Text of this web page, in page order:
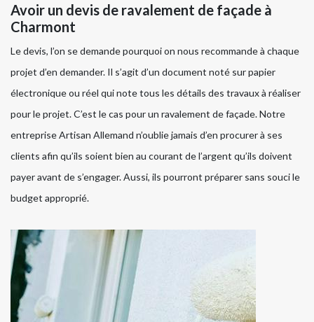
Avoir un devis de ravalement de façade à
Charmont
Le devis, l’on se demande pourquoi on nous recommande à chaque
projet d’en demander. Il s’agit d’un document noté sur papier
électronique ou réel qui note tous les détails des travaux à réaliser
pour le projet. C’est le cas pour un ravalement de façade. Notre
entreprise Artisan Allemand n’oublie jamais d’en procurer à ses
clients afin qu’ils soient bien au courant de l’argent qu’ils doivent
payer avant de s’engager. Aussi, ils pourront préparer sans souci le
budget approprié.